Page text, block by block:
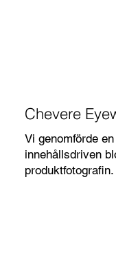
Chevere
Vi genomförde
innehållsdriven
produktfotografin.